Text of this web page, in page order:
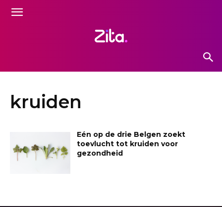
kruiden
Eén op de drie Belgen zoekt
toevlucht tot kruiden voor
gezondheid